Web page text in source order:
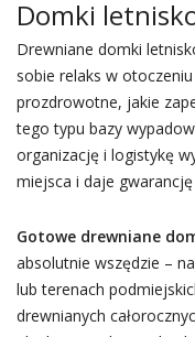
Domki
Drewniane domki
sobie relaks w
prozdrowotne, jakie
tego typu bazy
organizację i logistykę
miejsca i daje
Gotowe drewniane
absolutnie wszędzie –
lub terenach
drewnianych